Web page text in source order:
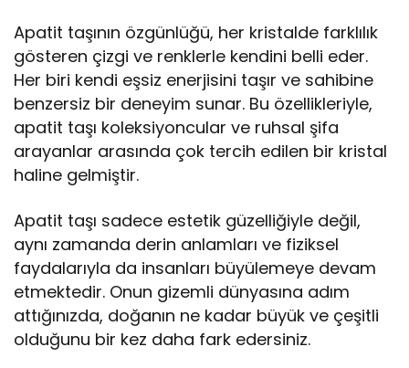
Apatit taşının özgünlüğü, her kristalde farklılık
gösteren çizgi ve renklerle kendini belli eder.
Her biri kendi eşsiz enerjisini taşır ve sahibine
benzersiz bir deneyim sunar. Bu özellikleriyle,
apatit taşı koleksiyoncular ve ruhsal şifa
arayanlar arasında çok tercih edilen bir kristal
haline gelmiştir.
Apatit taşı sadece estetik güzelliğiyle değil,
aynı zamanda derin anlamları ve fiziksel
faydalarıyla da insanları büyülemeye devam
etmektedir. Onun gizemli dünyasına adım
attığınızda, doğanın ne kadar büyük ve çeşitli
olduğunu bir kez daha fark edersiniz.